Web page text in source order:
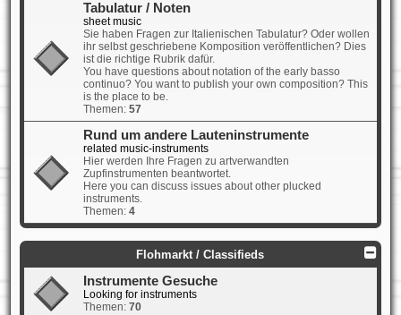
Tabulatur / Noten
sheet music
Sie haben Fragen zur Italienischen Tabulatur? Oder wollen
ihr selbst geschriebene Komposition veröffentlichen? Dies
ist die richtige Rubrik dafür.
You have questions about notation of the early basso
continuo? You want to publish your own composition? This
is the place to be.
Themen: 57
Rund um andere Lauteninstrumente
related music-instruments
Hier werden Ihre Fragen zu artverwandten
Zupfinstrumenten beantwortet.
Here you can discuss issues about other plucked
instruments.
Themen: 4
Flohmarkt / Classifieds
Instrumente Gesuche
Looking for instruments
Themen: 70